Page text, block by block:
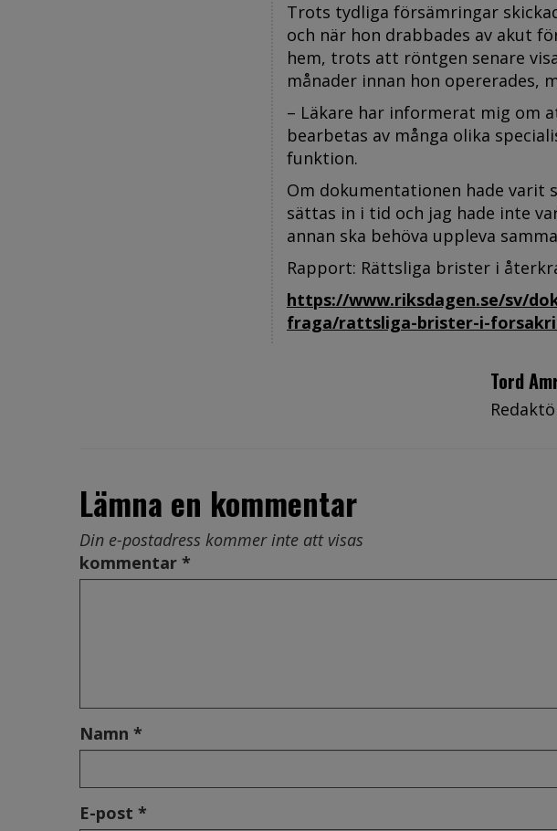
Trots tydliga försämringar
och när hon drabbades av akut
hem, trots att röntgen senare
månader innan hon opererades,
– Läkare har informerat mig om
bearbetas av många olika
funktion.
Om dokumentationen hade varit
sättas in i tid och jag hade inte
annan ska behöva uppleva
Rapport: Rättsliga brister i
https://www.riksdagen.se/sv/
fraga/rattsliga-brister-i-
Tord
Lämna en kommentar
Din e-postadress kommer inte att visas
kommentar *
Namn *
E-post *